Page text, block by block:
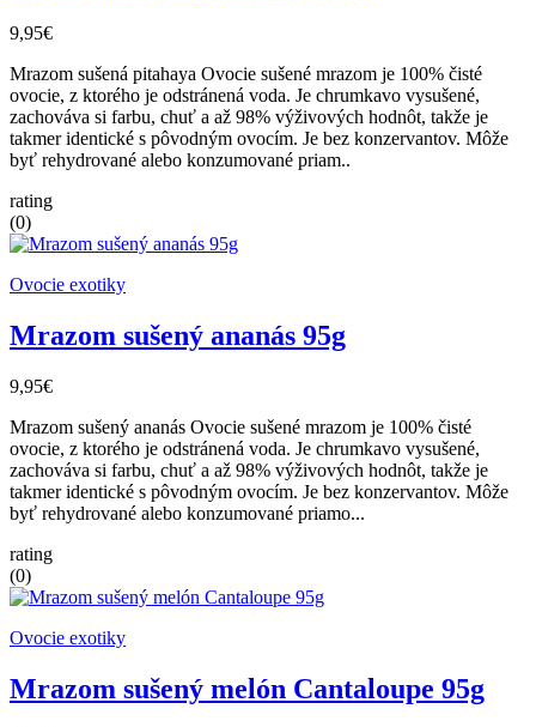
9,95€
Mrazom sušená pitahaya Ovocie sušené mrazom je 100% čisté
ovocie, z ktorého je odstránená voda. Je chrumkavo vysušené,
zachováva si farbu, chuť a až 98% výživových hodnôt, takže je
takmer identické s pôvodným ovocím. Je bez konzervantov. Môže
byť rehydrované alebo konzumované priam..
rating
(0)
Ovocie exotiky
Mrazom sušený ananás 95g
9,95€
Mrazom sušený ananás Ovocie sušené mrazom je 100% čisté
ovocie, z ktorého je odstránená voda. Je chrumkavo vysušené,
zachováva si farbu, chuť a až 98% výživových hodnôt, takže je
takmer identické s pôvodným ovocím. Je bez konzervantov. Môže
byť rehydrované alebo konzumované priamo...
rating
(0)
Ovocie exotiky
Mrazom sušený melón Cantaloupe 95g